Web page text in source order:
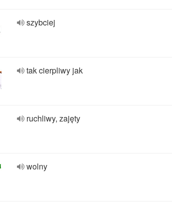
szybciej
tak cierpliwy jak
ruchliwy, zajęty
wolny